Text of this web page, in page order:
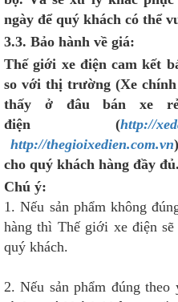
ngày để quý khách có thể
3.3. Bảo hành về giá:
Thế giới xe điện cam kết
so với thị trường (Xe
thấy ở đâu bán xe
điện (http://
http://thegioixedien.com.vn
cho quý khách hàng đầy đủ.
Chú ý:
1. Nếu sản phẩm không
hàng thì Thế giới xe điện
quý khách.
2. Nếu sản phẩm đúng theo